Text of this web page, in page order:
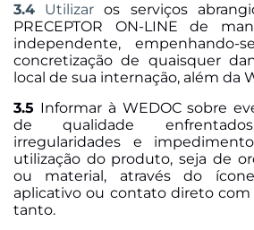
3.4 Utilizar os serviços
PRECEPTOR ON-LINE de
independente,
concretização de quaisquer
local de sua internação, além da
3.5 Informar à WEDOC sobre
de qualidade
irregularidades e
utilização do produto, seja de
ou material, através do
aplicativo ou contato direto
tanto.